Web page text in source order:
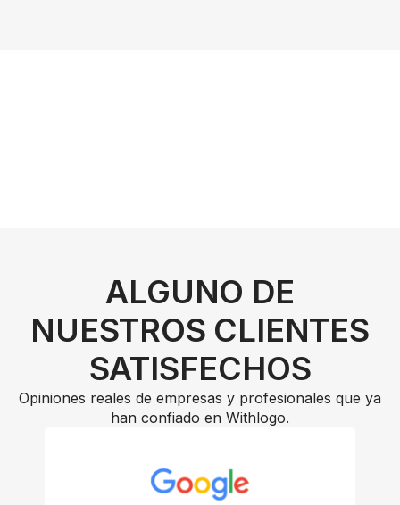
ALGUNO DE
NUESTROS CLIENTES
SATISFECHOS
Opiniones reales de empresas y profesionales que ya
han confiado en Withlogo.